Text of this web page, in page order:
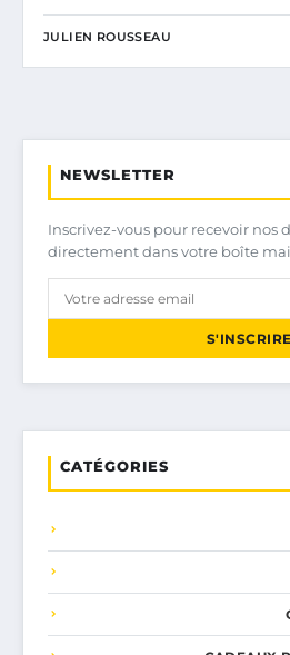
JULIEN ROUSSEAU
NEWSLETTER
Inscrivez-vous pour recevoir nos
directement dans votre boîte
S'INSCRIRE
CATÉGORIES